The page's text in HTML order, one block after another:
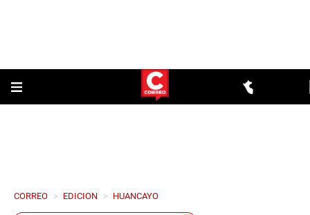
CORREO > EDICION > HUANCAYO